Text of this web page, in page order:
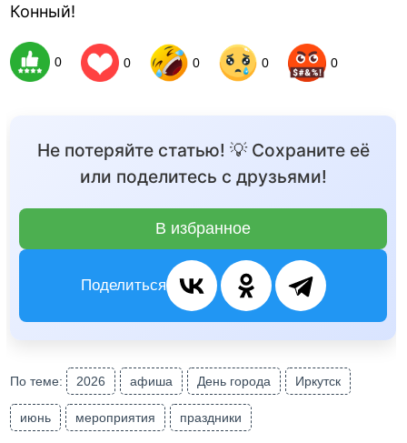
Конный!
0 0 0 0 0
Не потеряйте статью! 💡 Сохраните её
или поделитесь с друзьями!
В избранное
Поделиться
По теме: 2026 афиша День города Иркутск
июнь мероприятия праздники